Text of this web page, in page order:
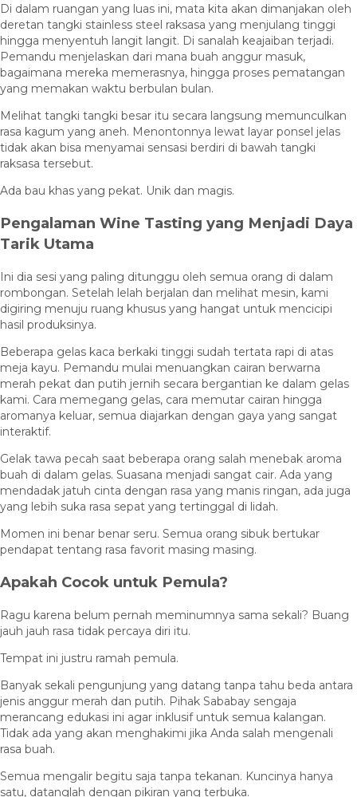
Di dalam ruangan yang luas ini, mata kita akan dimanjakan oleh
deretan tangki stainless steel raksasa yang menjulang tinggi
hingga menyentuh langit langit. Di sanalah keajaiban terjadi.
Pemandu menjelaskan dari mana buah anggur masuk,
bagaimana mereka memerasnya, hingga proses pematangan
yang memakan waktu berbulan bulan.
Melihat tangki tangki besar itu secara langsung memunculkan
rasa kagum yang aneh. Menontonnya lewat layar ponsel jelas
tidak akan bisa menyamai sensasi berdiri di bawah tangki
raksasa tersebut.
Ada bau khas yang pekat. Unik dan magis.
Pengalaman Wine Tasting yang Menjadi Daya
Tarik Utama
Ini dia sesi yang paling ditunggu oleh semua orang di dalam
rombongan. Setelah lelah berjalan dan melihat mesin, kami
digiring menuju ruang khusus yang hangat untuk mencicipi
hasil produksinya.
Beberapa gelas kaca berkaki tinggi sudah tertata rapi di atas
meja kayu. Pemandu mulai menuangkan cairan berwarna
merah pekat dan putih jernih secara bergantian ke dalam gelas
kami. Cara memegang gelas, cara memutar cairan hingga
aromanya keluar, semua diajarkan dengan gaya yang sangat
interaktif.
Gelak tawa pecah saat beberapa orang salah menebak aroma
buah di dalam gelas. Suasana menjadi sangat cair. Ada yang
mendadak jatuh cinta dengan rasa yang manis ringan, ada juga
yang lebih suka rasa sepat yang tertinggal di lidah.
Momen ini benar benar seru. Semua orang sibuk bertukar
pendapat tentang rasa favorit masing masing.
Apakah Cocok untuk Pemula?
Ragu karena belum pernah meminumnya sama sekali? Buang
jauh jauh rasa tidak percaya diri itu.
Tempat ini justru ramah pemula.
Banyak sekali pengunjung yang datang tanpa tahu beda antara
jenis anggur merah dan putih. Pihak Sababay sengaja
merancang edukasi ini agar inklusif untuk semua kalangan.
Tidak ada yang akan menghakimi jika Anda salah mengenali
rasa buah.
Semua mengalir begitu saja tanpa tekanan. Kuncinya hanya
satu, datanglah dengan pikiran yang terbuka.